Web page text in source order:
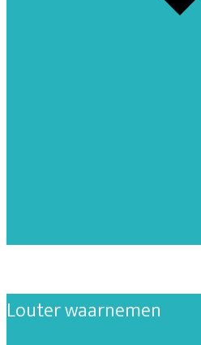
Louter waarnemen